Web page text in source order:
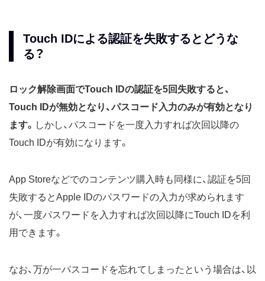
Touch IDによる認証を失敗するとどうな
る？
ロック解除画面でTouch IDの認証を5回失敗すると、
Touch IDが無効となり、パスコード入力のみが有効となり
ます。 しかし、パスコードを一度入力すれば次回以降の
Touch IDが有効になります。
App Storeなどでのコンテンツ購入時も同様に、認証を5回
失敗するとApple IDのパスワードの入力が求められます
が、一度パスワードを入力すれば次回以降にTouch IDを利
用できます。
なお、万が一パスコードを忘れてしまったという場合は、以